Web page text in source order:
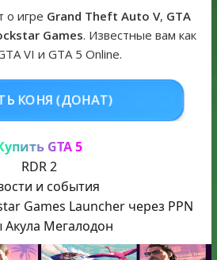
о игре Grand Theft Auto V, GTA
Games. Известные вам как
VI и GTA 5 Online.
КУПИТЬ GTA 5
GTA 5
RDR 2
и события
Games Launcher через PPN
Акула Мегалодон